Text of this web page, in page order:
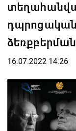
16.07.2022 14:26